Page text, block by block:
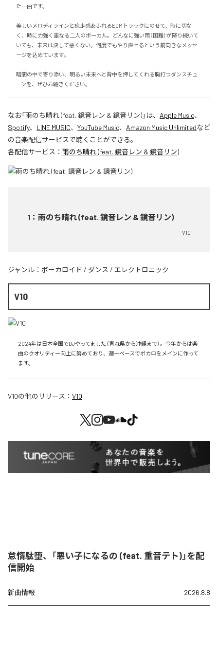
た一曲です。
美しいメロディラインと疾走感あふれるEDMトラックにのせて、時に切な
く、時に力強く重なる二人のボーカル。どんなに強い雨（困難）が降り続いて
いても、未来は決して悪くない。何度でもやり直せるという前向きなメッセ
ージを込めています。
暗闇の中で寄り添い、明るい未来へと背中を押してくれる胸打つダンスチュ
ーンを、ぜひお聴きください。
なお「雨のち晴れ (feat. 鏡音レン & 鏡音リン)」は、 Apple Music、
Spotify、 LINE MUSIC、 YouTube Music、 Amazon Music Unlimitedなど
の音楽配信サービスで聴くことができる。
各配信サービス： 雨のち晴れ (feat. 鏡音レン & 鏡音リン)
1 ： 雨のち晴れ (feat. 鏡音レン & 鏡音リン)
V10
ジャンル： ボーカロイド / ダンス / エレクトロニック
V10
2024年は日本全国でDJやってました（青森県から沖縄まで）。今年からは楽
曲のクオリティー向上に努めており、週一ペースでボカロをメインに作って
V10の他のリリース： V10
怠惰駄堕、「悪い子になるの (feat. 重音テト)」を配
信開始
新曲情報 2026.8.8